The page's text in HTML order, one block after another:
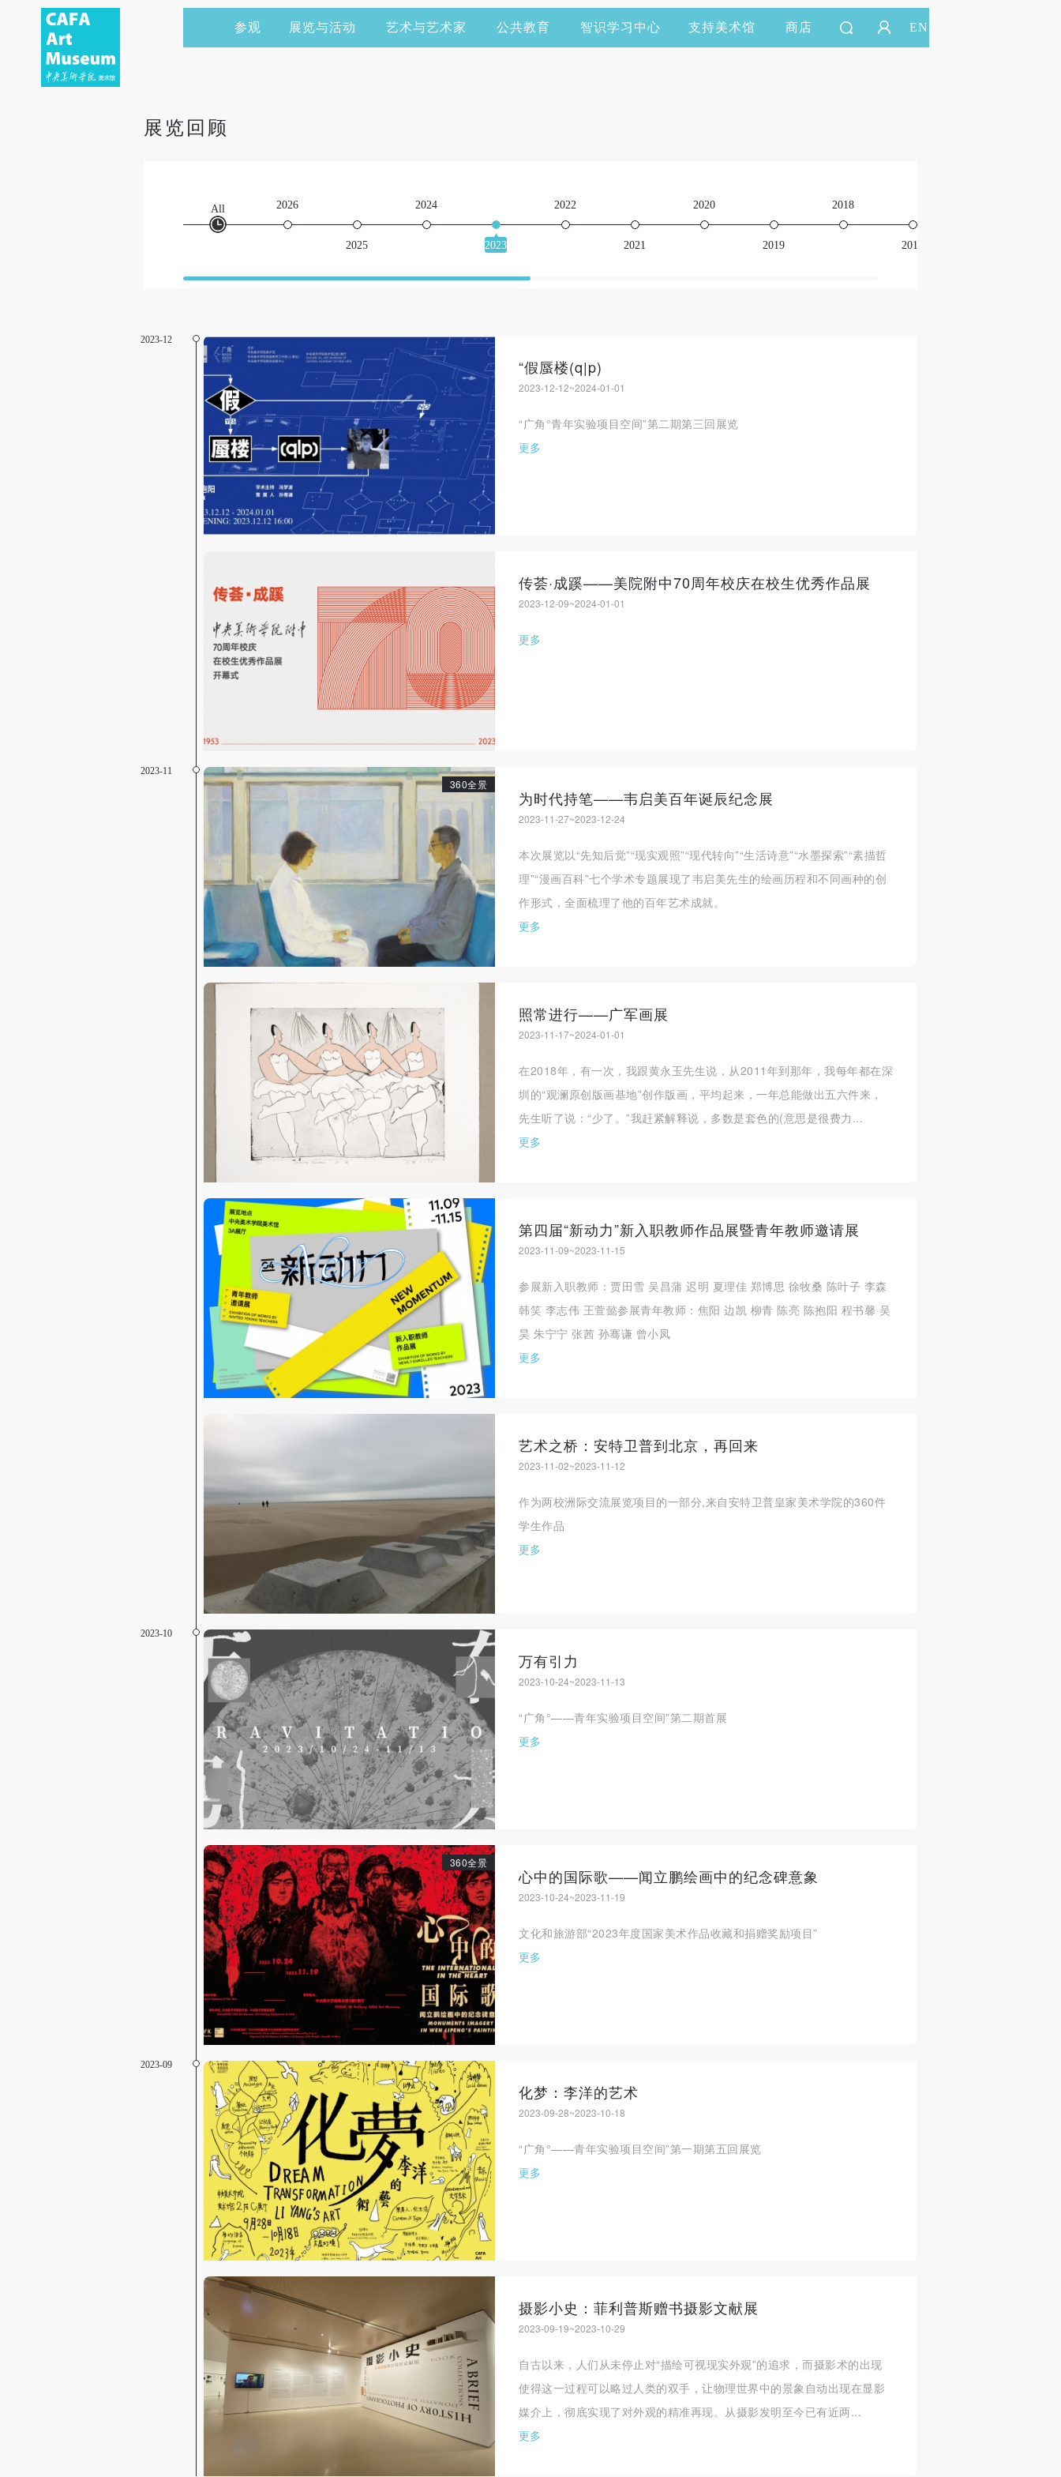
参观 展览与活动 艺术与艺术家 公共教育 智识学习中心 支持美术馆 商店 EN
展览回顾
All 2026
2025
2024
2023
2022
2021
2020
2019
2018
2017
2023-12
“假蜃楼(q|p)
2023-12-12~2024-01-01
“广角°青年实验项目空间”第二期第三回展览
更多
传荟·成蹊——美院附中70周年校庆在校生优秀作品展
2023-12-09~2024-01-01
更多
2023-11
360全景
为时代持笔——韦启美百年诞辰纪念展
2023-11-27~2023-12-24
本次展览以“先知后觉”“现实观照”“现代转向”“生活诗意”“水墨探索”“素描哲
理”“漫画百科”七个学术专题展现了韦启美先生的绘画历程和不同画种的创
作形式，全面梳理了他的百年艺术成就。
更多
照常进行——广军画展
2023-11-17~2024-01-01
在2018年，有一次，我跟黄永玉先生说，从2011年到那年，我每年都在深
圳的“观澜原创版画基地”创作版画，平均起来，一年总能做出五六件来，
先生听了说：“少了。”我赶紧解释说，多数是套色的(意思是很费力...
更多
第四届“新动力”新入职教师作品展暨青年教师邀请展
2023-11-09~2023-11-15
参展新入职教师：贾田雪 吴昌蒲 迟明 夏理佳 郑博思 徐牧桑 陈叶子 李森
韩笑 李志伟 王萱懿参展青年教师：焦阳 边凯 柳青 陈亮 陈抱阳 程书馨 吴
昊 朱宁宁 张茜 孙骞谦 曾小凤
更多
艺术之桥：安特卫普到北京，再回来
2023-11-02~2023-11-12
作为两校洲际交流展览项目的一部分,来自安特卫普皇家美术学院的360件
学生作品
更多
2023-10
万有引力
2023-10-24~2023-11-13
“广角°——青年实验项目空间”第二期首展
更多
360全景
心中的国际歌——闻立鹏绘画中的纪念碑意象
2023-10-24~2023-11-19
文化和旅游部“2023年度国家美术作品收藏和捐赠奖励项目”
更多
2023-09
化梦：李洋的艺术
2023-09-28~2023-10-18
“广角°——青年实验项目空间”第一期第五回展览
更多
摄影小史：菲利普斯赠书摄影文献展
2023-09-19~2023-10-29
自古以来，人们从未停止对“描绘可视现实外观”的追求，而摄影术的出现
使得这一过程可以略过人类的双手，让物理世界中的景象自动出现在显影
媒介上，彻底实现了对外观的精准再现。从摄影发明至今已有近两...
更多
快捷登录
手机号码 发送验证码
手机号码将作为您的登录账号
验证码
登录